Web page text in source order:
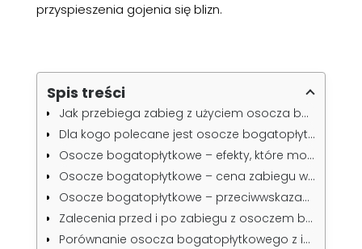
przyspieszenia gojenia się blizn.
Spis treści
Jak przebiega zabieg z użyciem osocza bogatopłytkowego?
Dla kogo polecane jest osocze bogatopłytkowe?
Osocze bogatopłytkowe – efekty, które można osiągnąć
Osocze bogatopłytkowe – cena zabiegu w różnych klinikach
Osocze bogatopłytkowe – przeciwwskazania, o których warto wiedzieć
Zalecenia przed i po zabiegu z osoczem bogatopłytkowym
Porównanie osocza bogatopłytkowego z innymi metodami regeneracji skóry